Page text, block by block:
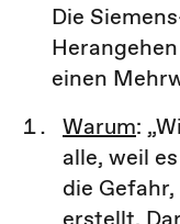
Die
einen
Warum:
alle, weil
die